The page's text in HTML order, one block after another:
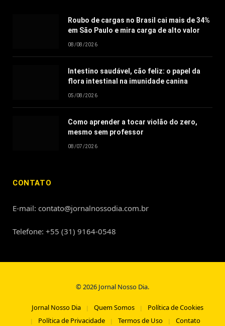
Roubo de cargas no Brasil cai mais de 34%
em São Paulo e mira carga de alto valor
08/08/2026
Intestino saudável, cão feliz: o papel da
flora intestinal na imunidade canina
05/08/2026
Como aprender a tocar violão do zero,
mesmo sem professor
08/07/2026
CONTATO
E-mail: contato@jornalnossodia.com.br
Telefone: +55 (31) 9164-0548
© 2026 Jornal Nosso Dia.
Jornal Nosso Dia Quem Somos
Política de Cookies
Política de Privacidade
Termos de Uso Contato